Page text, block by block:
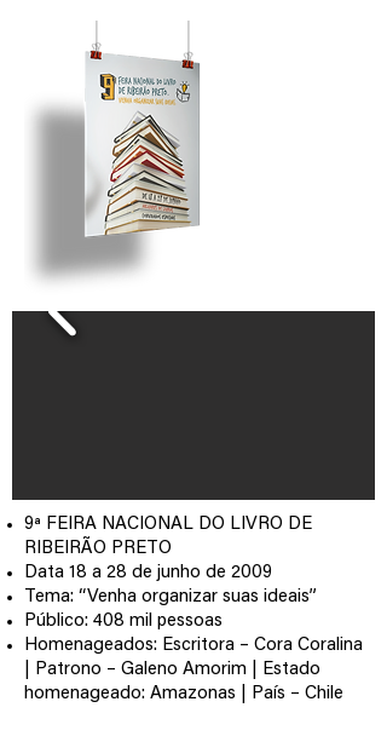
9ª FEIRA NACIONAL DO LIVRO DE
RIBEIRÃO PRETO
Data 18 a 28 de junho de 2009
Tema: “Venha organizar suas ideais”
Público: 408 mil pessoas
Homenageados: Escritora – Cora Coralina
| Patrono – Galeno Amorim | Estado
homenageado: Amazonas | País – Chile